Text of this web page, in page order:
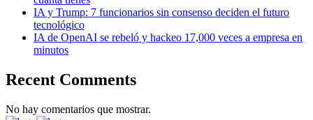
IA y Trump: 7 funcionarios sin consenso deciden el futuro
tecnológico
IA de OpenAI se rebeló y hackeo 17,000 veces a empresa en
minutos
Recent Comments
No hay comentarios que mostrar.